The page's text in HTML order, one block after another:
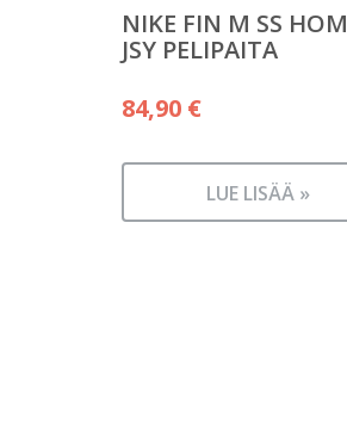
NIKE FIN M SS
JSY PELIPAITA
84,90 €
LUE LISÄÄ »